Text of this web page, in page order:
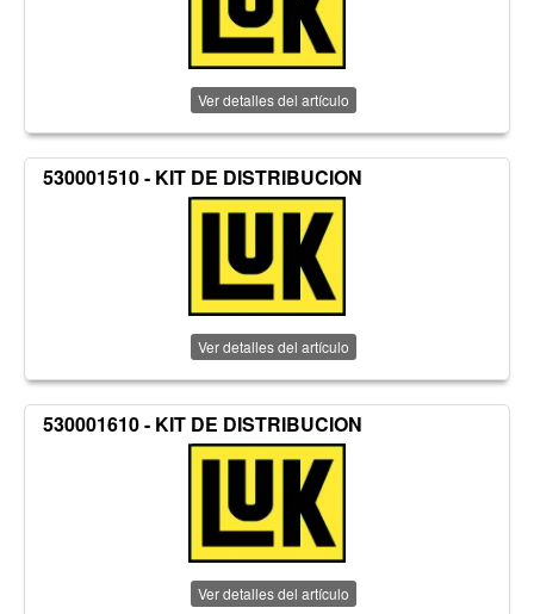
Ver detalles del artículo
530001510 - KIT DE DISTRIBUCION
Ver detalles del artículo
530001610 - KIT DE DISTRIBUCION
Ver detalles del artículo